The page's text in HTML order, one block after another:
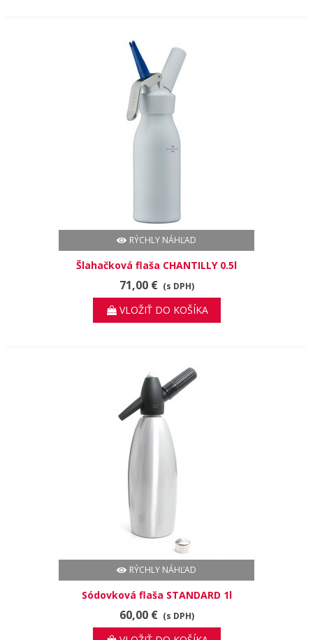
RÝCHLY NÁHĽAD
Šlahačková flaša CHANTILLY 0.5l
71,00 € (s DPH)
VLOŽIŤ DO KOŠÍKA
RÝCHLY NÁHĽAD
Sódovková flaša STANDARD 1l
60,00 € (s DPH)